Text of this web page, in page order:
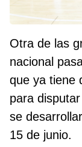
Otra de las
nacional
que ya tiene
para
se
15 de junio.